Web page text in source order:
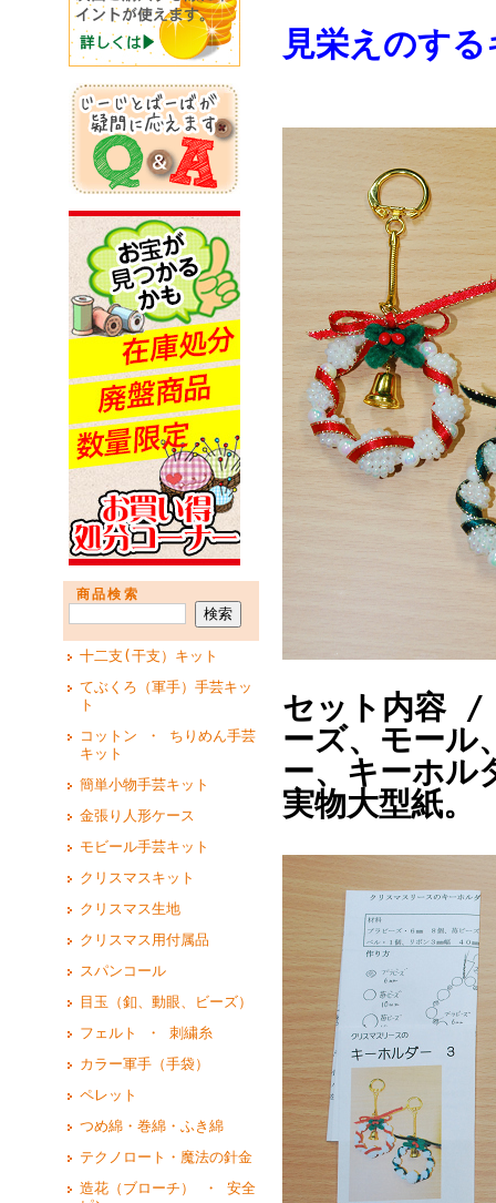
商品検索
十二支(干支）キット
てぶくろ（軍手）手芸キッ
ト
コットン ・ ちりめん手芸
キット
簡単小物手芸キット
金張り人形ケース
モビール手芸キット
クリスマスキット
クリスマス生地
クリスマス用付属品
スパンコール
目玉（釦、動眼、ビーズ）
フェルト ・ 刺繍糸
カラー軍手（手袋）
ペレット
つめ綿・巻綿・ふき綿
テクノロート・魔法の針金
造花（ブローチ） ・ 安全
見栄えのす
セット内容 /
ーズ、モール
ー、キーホル
実物大型紙。